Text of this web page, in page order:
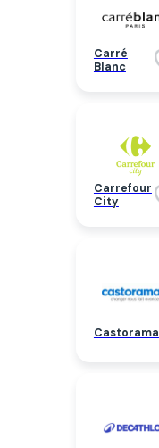
Carré
Blanc
Carrefour
City
Castorama